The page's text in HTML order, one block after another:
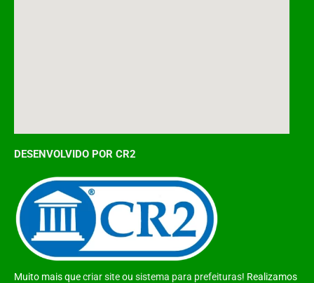
DESENVOLVIDO POR CR2
Muito mais quecriar siteou sistema para prefeituras! Realizamos